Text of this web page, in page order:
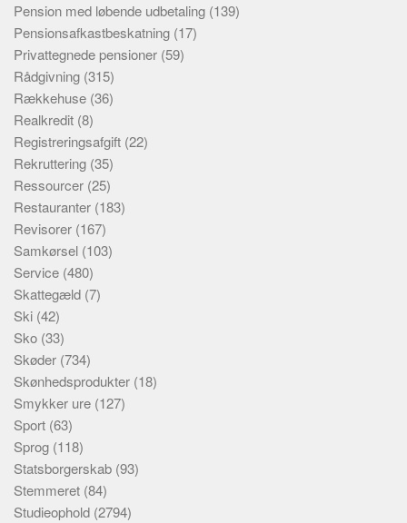
Pension med løbende udbetaling (139)
Pensionsafkastbeskatning (17)
Privattegnede pensioner (59)
Rådgivning (315)
Rækkehuse (36)
Realkredit (8)
Registreringsafgift (22)
Rekruttering (35)
Ressourcer (25)
Restauranter (183)
Revisorer (167)
Samkørsel (103)
Service (480)
Skattegæld (7)
Ski (42)
Sko (33)
Skøder (734)
Skønhedsprodukter (18)
Smykker ure (127)
Sport (63)
Sprog (118)
Statsborgerskab (93)
Stemmeret (84)
Studieophold (2794)